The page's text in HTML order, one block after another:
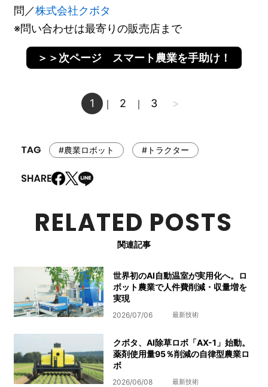
問／株式会社クボタ
※問い合わせは最寄りの販売店まで
＞＞次ページ スマート農業を手助け！
1 ｜ 2 ｜ 3 >
#農業ロボット #トラクター
RELATED POSTS
関連記事
世界初のAI自動温室が実用化へ。ロ
ボット農業で人件費削減・収量増を
実現
2026/07/06 最新技術
クボタ、AI除草ロボ「AX-1」始動。
薬剤使用量95％削減の自律型農業ロ
ボ
2026/06/08 最新技術